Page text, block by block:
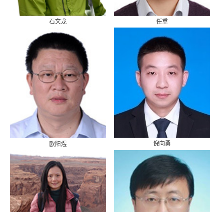
石文龙
副教授
任重
欧阳煜
倪向勇
副教授